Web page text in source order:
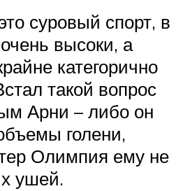
суровый спорт, в
высоки, а
категорично
такой вопрос
Арни – либо он
голени,
Олимпия ему не
ушей.